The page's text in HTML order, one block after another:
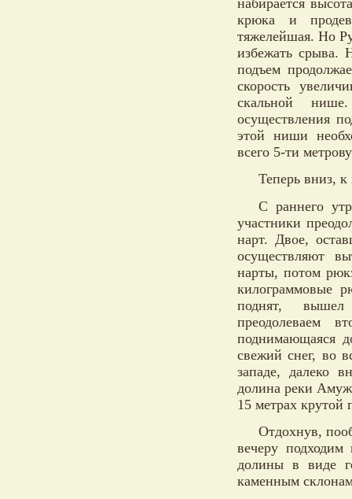
крюка и
тяжелейшая. Но
избежать срыва.
подъем
скорость
скальной
осуществления
этой ниши
всего 5-ти
Теперь вниз,
С раннего
участники
нарт. Двое,
осуществляют
нарты, потом
килограммовые
поднят, вышел
преодолеваем
поднимающаяся
свежий снег, во
западе, далеко
долина реки
15 метрах крутой
Отдохнув,
вечеру
долины в виде
каменным